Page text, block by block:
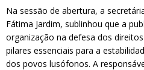
Na sessão de abertura, a
Fátima Jardim, sublinhou que a
organização na defesa dos
pilares essenciais para a
dos povos lusófonos. A